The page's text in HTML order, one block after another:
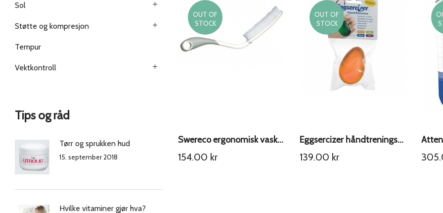
OUT OF
STOCK
Swereco ergonomisk vaskebørste
154.00 kr
OUT OF
STOCK
Eggsercizer håndtreningsball Oransje Extra Soft
139.00 kr
Sol
Støtte og kompresjon
Tempur
Vektkontroll
Tips og råd
Tørr og sprukken hud
15. september 2018
Hvilke vitaminer gjør hva?